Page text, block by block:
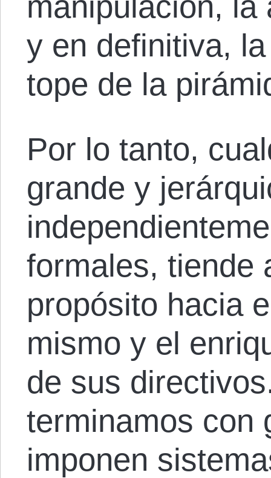
y en definitiva,
tope de la
Por lo tanto,
grande y
formales, tiende
propósito hacia
mismo y el
de sus
terminamos con
imponen